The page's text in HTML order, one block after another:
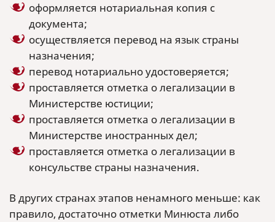
оформляется нотариальная копия с
документа;
осуществляется перевод на язык страны
назначения;
перевод нотариально удостоверяется;
проставляется отметка о легализации в
Министерстве юстиции;
проставляется отметка о легализации в
Министерстве иностранных дел;
проставляется отметка о легализации в
консульстве страны назначения.
В других странах этапов ненамного меньше: как
правило, достаточно отметки Минюста либо